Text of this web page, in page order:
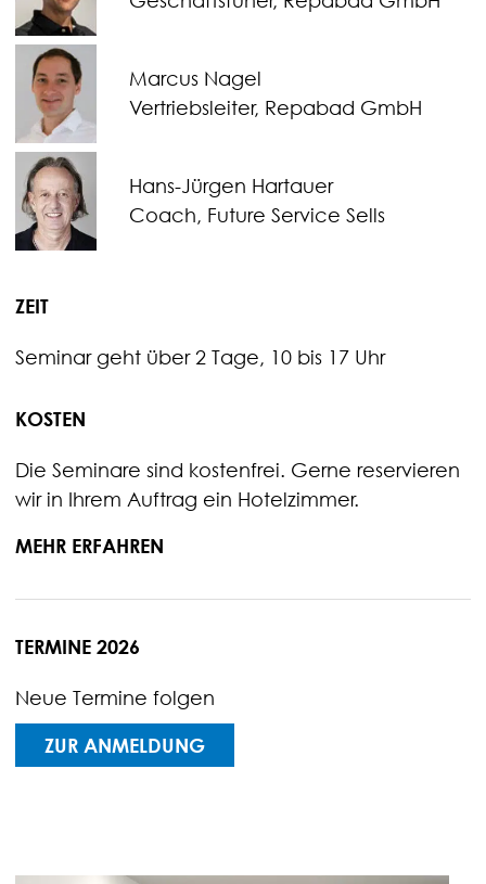
Marcus Nagel
Vertriebsleiter, Repabad GmbH
Hans-Jürgen Hartauer
Coach, Future Service Sells
ZEIT
Seminar geht über 2 Tage, 10 bis 17 Uhr
KOSTEN
Die Seminare sind kostenfrei. Gerne reservieren
wir in Ihrem Auftrag ein Hotelzimmer.
MEHR ERFAHREN
TERMINE 2026
Neue Termine folgen
ZUR ANMELDUNG